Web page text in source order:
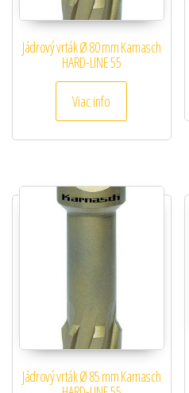
Jádrový vrták Ø 80 mm Karnasch
HARD-LINE 55
Viac info
Jádrový vrták Ø 85 mm Karnasch